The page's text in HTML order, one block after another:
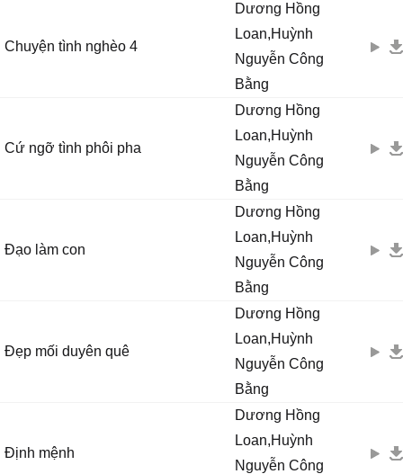
Chuyện tình nghèo 4
Dương Hồng
Loan,Huỳnh
Nguyễn Công
Bằng
Cứ ngỡ tình phôi pha
Dương Hồng
Loan,Huỳnh
Nguyễn Công
Bằng
Đạo làm con
Dương Hồng
Loan,Huỳnh
Nguyễn Công
Bằng
Đẹp mối duyên quê
Dương Hồng
Loan,Huỳnh
Nguyễn Công
Bằng
Định mệnh
Dương Hồng
Loan,Huỳnh
Nguyễn Công